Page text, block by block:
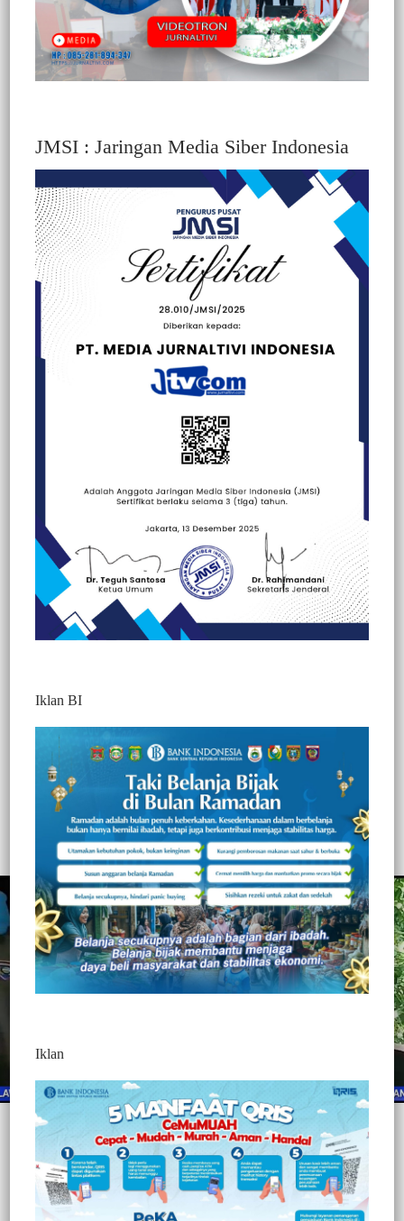
BERITA VIDEO : MENYAMBUT HARI
BHAYANGKARA KE-75, POLRES TANA
TORAJA MELAKSANAKAN KEGIATAN
SOSIAL ANJANGSANA
Redaksi Jurnaltivi
0 Min Baca
Sabtu, 26 Juni 2021
292
Post Views: 292
JMSI : Jaringan Media Siber Indonesia
Iklan BI
Iklan